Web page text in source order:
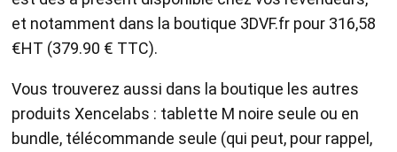
et notamment dans la boutique 3DVF.fr pour 316,58
€HT (379.90 € TTC).
Vous trouverez aussi dans la boutique les autres
produits Xencelabs : tablette M noire seule ou en
bundle, télécommande seule (qui peut, pour rappel,